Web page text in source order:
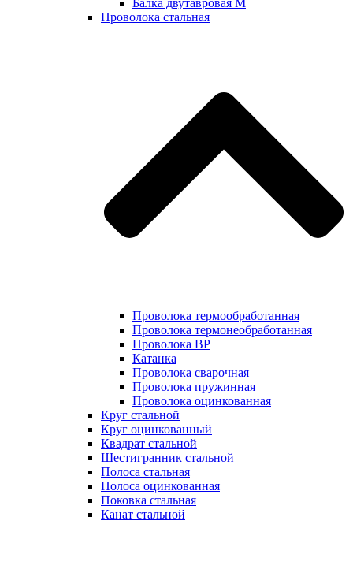
Балка двутавровая М
Проволока стальная
Проволока термообработанная
Проволока термонеобработанная
Проволока ВР
Катанка
Проволока сварочная
Проволока пружинная
Проволока оцинкованная
Круг стальной
Круг оцинкованный
Квадрат стальной
Шестигранник стальной
Полоса стальная
Полоса оцинкованная
Поковка стальная
Канат стальной